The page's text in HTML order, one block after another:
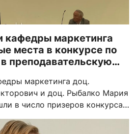
кафедры маркетинга
места в конкурсе по
преподавательскую
маркетинга доц.
и доц. Рыбалко Мария
в число призеров конкурса
интеллекта в
в 2025/2026 учебном